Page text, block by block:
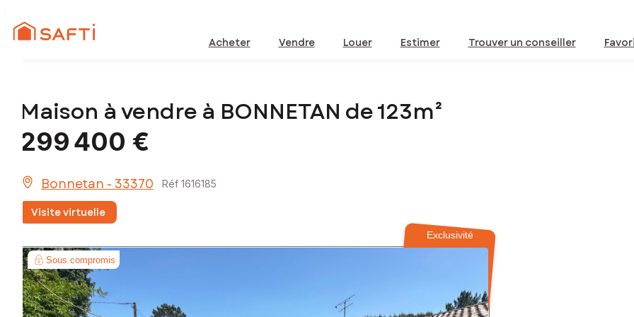
Acheter Vendre Louer Estimer Trouver un conseiller
Maison à vendre à BONNETAN de 123m²
299 400 €
Bonnetan - 33370 Réf 1616185
Visite virtuelle
Exclusivité
Sous compromis